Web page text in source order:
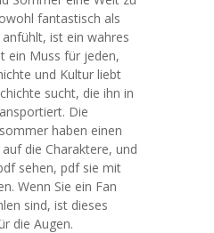
fantastisch als
ist ein wahres
ein Muss für jeden,
und Kultur liebt
sucht, die ihn in
Die
haben einen
die Charaktere, und
sehen, pdf sie mit
Wenn Sie ein Fan
sind, ist dieses
die Augen.